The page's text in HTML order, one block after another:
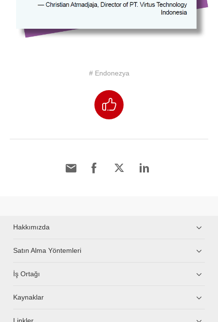
# Endonezya
Hakkımızda
Satın Alma Yöntemleri
İş Ortağı
Kaynaklar